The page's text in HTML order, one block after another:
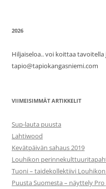
2026
Hiljaiseloa.. voi koittaa
tapio@tapiokangasniemi.com
VIIMEISIMMÄT ARTIKKELIT
Sup-lauta puusta
Lahtiwood
Kevätpäivän sahaus 2019
Louhikon
Tuoni – taidekollektiivi
Puusta Suomesta – näyttely Pro